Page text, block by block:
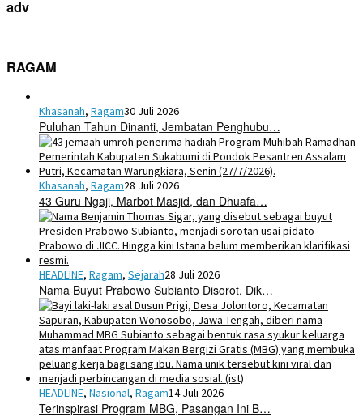
adv
RAGAM
Khasanah, Ragam30 Juli 2026
Puluhan Tahun Dinanti, Jembatan Penghubu…
Khasanah, Ragam28 Juli 2026
43 Guru Ngaji, Marbot Masjid, dan Dhuafa…
HEADLINE, Ragam, Sejarah28 Juli 2026
Nama Buyut Prabowo Subianto Disorot, Dik…
HEADLINE, Nasional, Ragam14 Juli 2026
Terinspirasi Program MBG, Pasangan Ini B…